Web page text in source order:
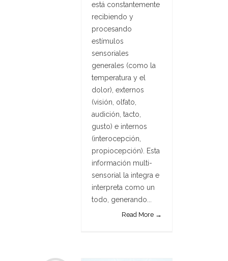
está constantemente
recibiendo y
procesando
estímulos
sensoriales
generales (como la
temperatura y el
dolor), externos
(visión, olfato,
audición, tacto,
gusto) e internos
(interocepción,
propiocepción). Esta
información multi-
sensorial la integra e
interpreta como un
todo, generando...
Read More →